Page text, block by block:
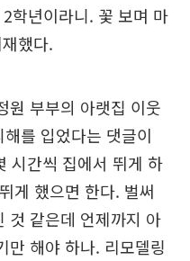
학년이라니. 꽃 보며 마
했다.
원 부부의 아랫집 이웃
를 입었다는 댓글이
시간씩 집에서 뛰게 하
게 했으면 한다. 벌써
것 같은데 언제까지 아
만 해야 하나. 리모델링